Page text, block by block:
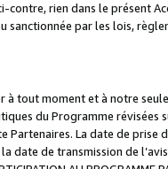
rien dans le présent
sanctionnée par les lois,
à tout moment et à notre
du Programme
Partenaires. La date de
date de transmission de